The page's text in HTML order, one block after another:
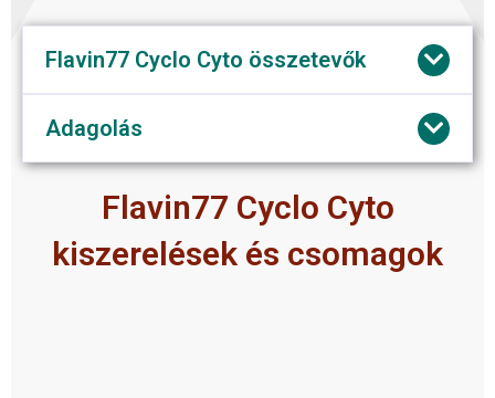
Flavin77 Cyclo Cyto összetevők
Adagolás
Flavin77 Cyclo Cyto
kiszerelések és csomagok